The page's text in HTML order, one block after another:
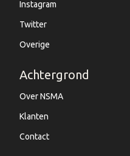
Instagram
Twitter
Overige
Achtergrond
Over NSMA
Klanten
Contact